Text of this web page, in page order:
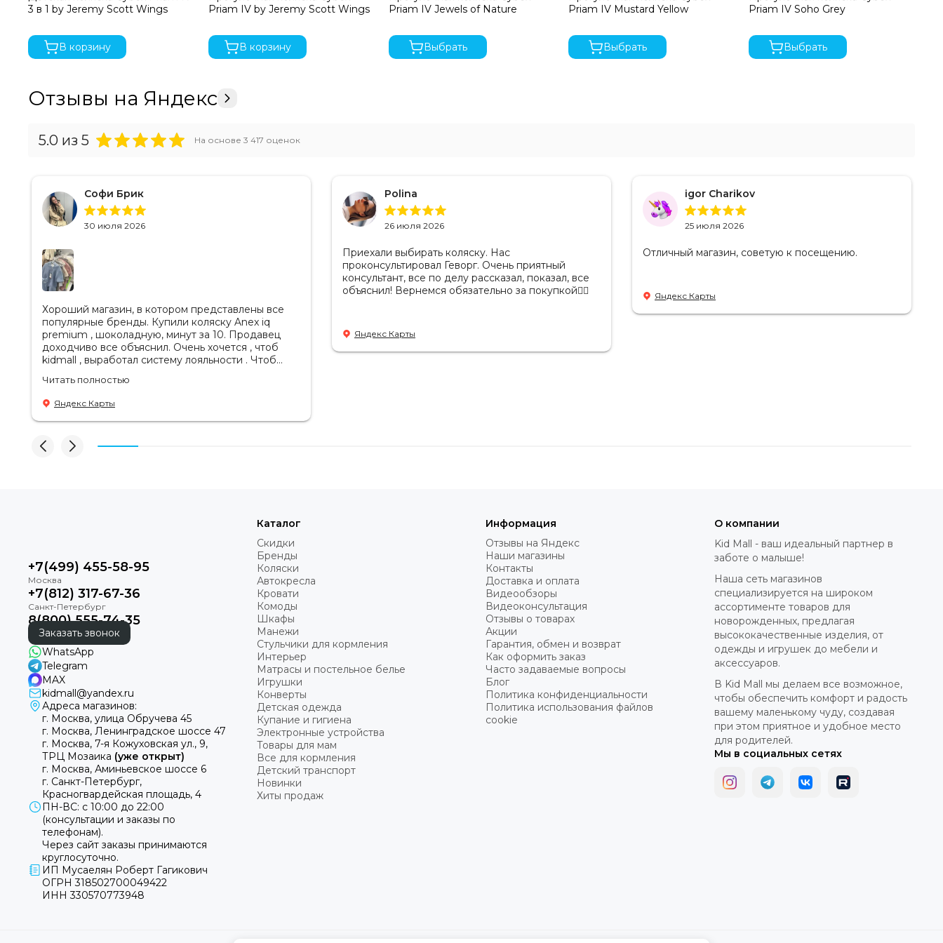
3 в 1 by Jeremy Scott Wings
В корзину
Priam IV by Jeremy Scott Wings
В корзину
Priam IV Jewels of Nature
Выбрать
Priam IV Mustard Yellow
Выбрать
Priam IV Soho Grey
Выбрать
Отзывы на Яндекс
5.0 из 5 На основе 3 417 оценок
Софи Брик
30 июля 2026
Хороший магазин, в котором представлены все
популярные бренды. Купили коляску Anex iq
premium , шоколадную, минут за 10. Продавец
доходчиво все объяснил. Очень хочется , чтоб
kidmall , выработал систему лояльности . Чтоб
Читать полностью
Яндекс Карты
Polina
26 июля 2026
Приехали выбирать коляску. Нас
проконсультировал Геворг. Очень приятный
консультант, все по делу рассказал, показал, все
объяснил! Вернемся обязательно за покупкой👌🏻
Яндекс Карты
igor Charikov
25 июля 2026
Отличный магазин, советую к посещению.
Яндекс Карты
+7(499) 455-58-95
+7(812) 317-67-36
8(800) 555-74-35
Заказать звонок
WhatsApp
Telegram
MAX
kidmall@yandex.ru
Адреса магазинов:
г. Москва, улица Обручева 45
г. Москва, Ленинградское шоссе 47
г. Москва, 7-я Кожуховская ул., 9,
ТРЦ Мозаика (уже открыт)
г. Москва, Аминьевское шоссе 6
г. Санкт-Петербург,
Красногвардейская площадь, 4
ПН-ВС: с 10:00 до 22:00
(консультации и заказы по
телефонам).
Через сайт заказы принимаются
круглосуточно.
ИП Мусаелян Роберт Гагикович
ОГРН 318502700049422
ИНН 330570773948
Каталог
Скидки
Бренды
Коляски
Автокресла
Кровати
Комоды
Шкафы
Манежи
Стульчики для кормления
Интерьер
Матрасы и постельное белье
Игрушки
Конверты
Детская одежда
Купание и гигиена
Электронные устройства
Товары для мам
Все для кормления
Детский транспорт
Новинки
Хиты продаж
Информация
Отзывы на Яндекс
Наши магазины
Контакты
Доставка и оплата
Видеообзоры
Видеоконсультация
Отзывы о товарах
Акции
Гарантия, обмен и возврат
Как оформить заказ
Часто задаваемые вопросы
Блог
Политика конфиденциальности
Политика использования файлов
cookie
О компании
Kid Mall - ваш идеальный партнер в
заботе о малыше!
Наша сеть магазинов
специализируется на широком
ассортименте товаров для
новорожденных, предлагая
высококачественные изделия, от
одежды и игрушек до мебели и
аксессуаров.
В Kid Mall мы делаем все возможное,
чтобы обеспечить комфорт и радость
вашему маленькому чуду, создавая
при этом приятное и удобное место
для родителей.
Мы в социальных сетях